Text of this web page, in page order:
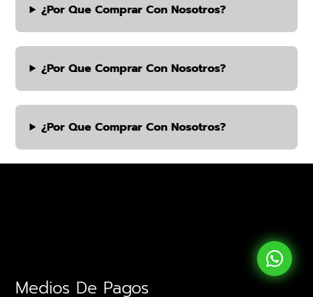
¿por Que Comprar Con Nosotros?
¿por Que Comprar Con Nosotros?
¿por Que Comprar Con Nosotros?
Medios De Pagos